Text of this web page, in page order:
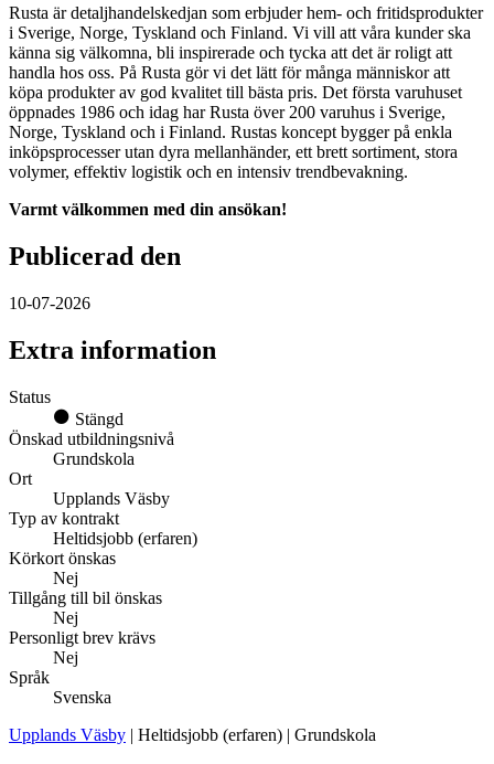
Rusta är detaljhandelskedjan som erbjuder hem- och fritidsprodukter
i Sverige, Norge, Tyskland och Finland. Vi vill att våra kunder ska
känna sig välkomna, bli inspirerade och tycka att det är roligt att
handla hos oss. På Rusta gör vi det lätt för många människor att
köpa produkter av god kvalitet till bästa pris. Det första varuhuset
öppnades 1986 och idag har Rusta över 200 varuhus i Sverige,
Norge, Tyskland och i Finland. Rustas koncept bygger på enkla
inköpsprocesser utan dyra mellanhänder, ett brett sortiment, stora
volymer, effektiv logistik och en intensiv trendbevakning.
Varmt välkommen med din ansökan!
Publicerad den
10-07-2026
Extra information
Status
Stängd
Önskad utbildningsnivå
Grundskola
Ort
Upplands Väsby
Typ av kontrakt
Heltidsjobb (erfaren)
Körkort önskas
Nej
Tillgång till bil önskas
Nej
Personligt brev krävs
Nej
Språk
Svenska
Upplands Väsby | Heltidsjobb (erfaren) | Grundskola